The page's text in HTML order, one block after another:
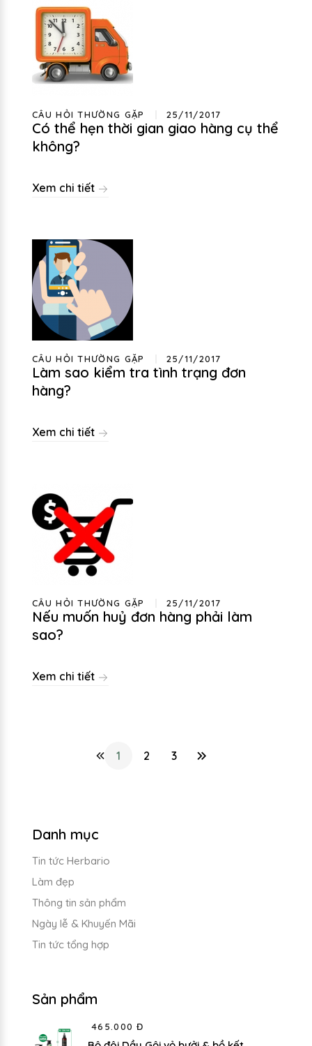
CÂU HỎI THƯỜNG GẶP 25/11/2017
Có thể hẹn thời gian giao hàng cụ thể
không?
Xem chi tiết
CÂU HỎI THƯỜNG GẶP 25/11/2017
Làm sao kiểm tra tình trạng đơn
hàng?
Xem chi tiết
CÂU HỎI THƯỜNG GẶP 25/11/2017
Nếu muốn huỷ đơn hàng phải làm
sao?
Xem chi tiết
1 2 3
Danh mục
Tin tức Herbario
Làm đẹp
Thông tin sản phẩm
Ngày lễ & Khuyến Mãi
Tin tức tổng hợp
Sản phẩm
465.000 Đ